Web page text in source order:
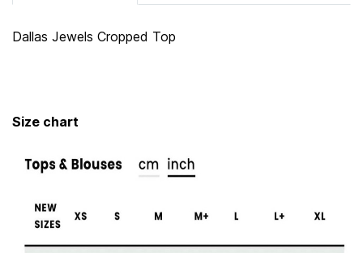
Dallas Jewels Cropped Top
Size chart